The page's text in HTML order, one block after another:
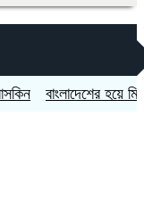
বাংলাদেশের হয়ে মিস